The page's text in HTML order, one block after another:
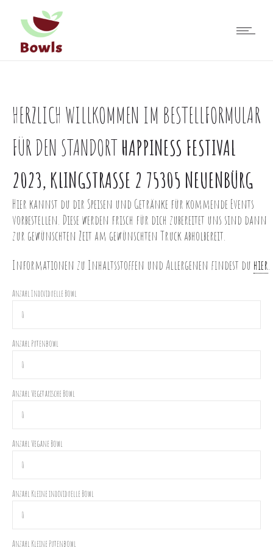
HERZLICH WILLKOMMEN IM BESTELLFORMULAR
FÜR DEN STANDORTHAPPINESS FESTIVAL
2023, KLINGSTRASSE 2 75305 NEUENBÜRG
Hier kannst du dir Speisen und Getränke für kommende Events
vorbestellen. Diese werden frisch für dich zubereitet uns sind dann
zur gewünschten Zeit am gewünschten Truck abholbereit.
Informationen zu Inhaltsstoffen und Allergenen findest du hier.
Anzahl Individuelle Bowl
Anzahl Putenbowl
Anzahl Vegetarische Bowl
Anzahl Vegane Bowl
Anzahl Kleine individuelle Bowl
Anzahl Kleine Putenbowl